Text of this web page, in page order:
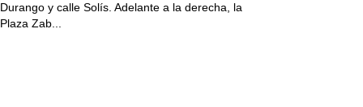
Durango y calle Solís. Adelante a la derecha, la
Plaza Zab...